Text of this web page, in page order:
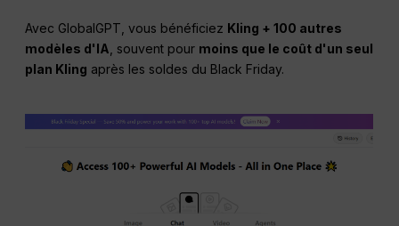
Avec GlobalGPT, vous bénéficiez Kling + 100 autres
modèles d'IA , souvent pour moins que le coût d'un seul
plan Kling après les soldes du Black Friday.